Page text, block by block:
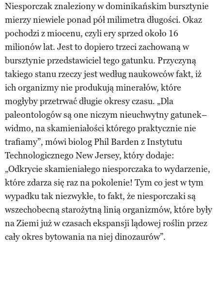
Niesporczak znaleziony w dominikańskim bursztynie
mierzy niewiele ponad pół milimetra długości. Okaz
pochodzi z miocenu, czyli ery sprzed około 16
milionów lat. Jest to dopiero trzeci zachowaną w
bursztynie przedstawiciel tego gatunku. Przyczyną
takiego stanu rzeczy jest według naukowców fakt, iż
ich organizmy nie produkują minerałów, które
mogłyby przetrwać długie okresy czasu. „Dla
paleontologów są one niczym nieuchwytny gatunek–
widmo, na skamieniałości którego praktycznie nie
trafiamy”, mówi biolog Phil Barden z Instytutu
Technologicznego New Jersey, który dodaje:
„Odkrycie skamieniałego niesporczaka to wydarzenie,
które zdarza się raz na pokolenie! Tym co jest w tym
wypadku tak niezwykłe, to fakt, że niesporczaki są
wszechobecną starożytną linią organizmów, które były
na Ziemi już w czasach ekspansji lądowej roślin przez
cały okres bytowania na niej dinozaurów”.